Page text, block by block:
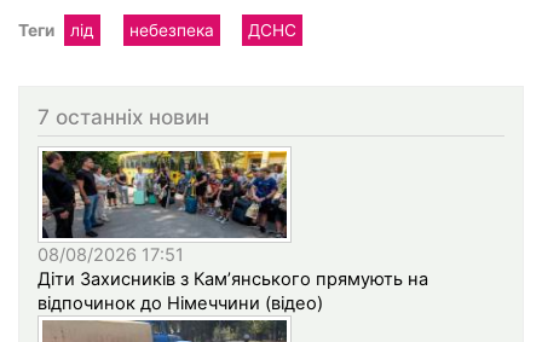
Теги лід небезпека ДСНС
7 останніх новин
08/08/2026 17:51
Діти Захисників з Кам’янського прямують на
відпочинок до Німеччини (відео)